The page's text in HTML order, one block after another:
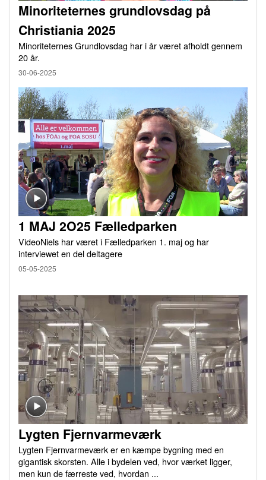
Minoriteternes grundlovsdag på
Christiania 2025
Minoriteternes Grundlovsdag har i år været afholdt gennem
20 år.
30-06-2025
1 MAJ 2O25 Fælledparken
VideoNiels har været i Fælledparken 1. maj og har
interviewet en del deltagere
05-05-2025
Lygten Fjernvarmeværk
Lygten Fjernvarmeværk er en kæmpe bygning med en
gigantisk skorsten. Alle i bydelen ved, hvor værket ligger,
men kun de færreste ved, hvordan ...